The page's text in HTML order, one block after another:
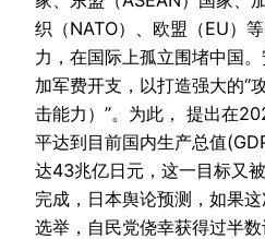
织（NATO）、欧盟（EU）
力，在国际上孤立围堵中国
加军费开支，以打造强大的“
击能力）”。为此， 提出在
平达到目前国内生产总值
达43兆亿日元，这一目标又
完成，日本舆论预测，如果
选举，自民党侥幸获得过半